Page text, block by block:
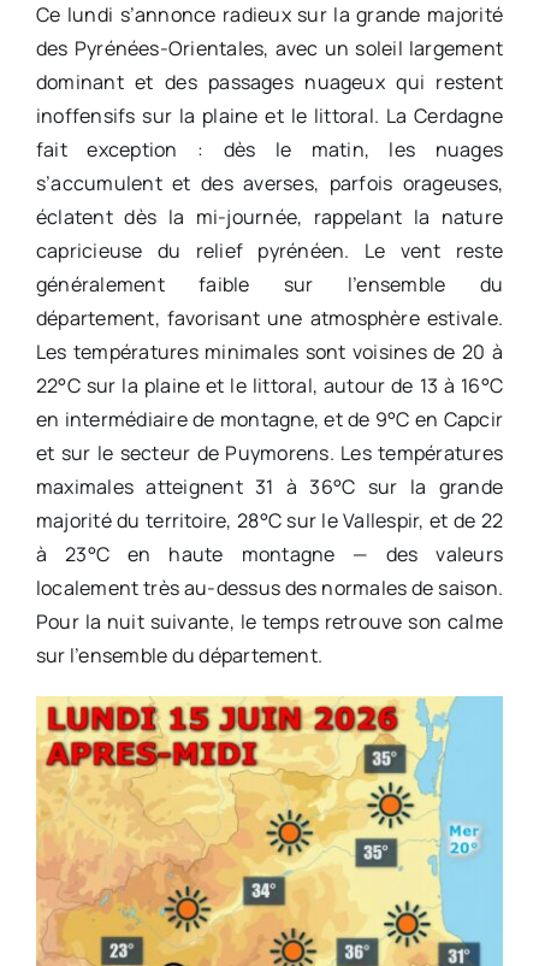
Ce lundi s’annonce radieux sur la grande majorité
des Pyrénées-Orientales, avec un soleil largement
dominant et des passages nuageux qui restent
inoffensifs sur la plaine et le littoral. La Cerdagne
fait exception : dès le matin, les nuages
s’accumulent et des averses, parfois orageuses,
éclatent dès la mi-journée, rappelant la nature
capricieuse du relief pyrénéen. Le vent reste
généralement faible sur l’ensemble du
département, favorisant une atmosphère estivale.
Les températures minimales sont voisines de 20 à
22°C sur la plaine et le littoral, autour de 13 à 16°C
en intermédiaire de montagne, et de 9°C en Capcir
et sur le secteur de Puymorens. Les températures
maximales atteignent 31 à 36°C sur la grande
majorité du territoire, 28°C sur le Vallespir, et de 22
à 23°C en haute montagne — des valeurs
localement très au-dessus des normales de saison.
Pour la nuit suivante, le temps retrouve son calme
sur l’ensemble du département.